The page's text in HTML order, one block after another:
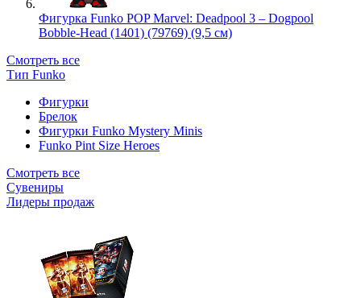
Фигурка Funko POP Marvel: Deadpool 3 – Dogpool
Bobble-Head (1401) (79769) (9,5 см)
Смотреть все
Тип Funko
Фигурки
Брелок
Фигурки Funko Mystery Minis
Funko Pint Size Heroes
Смотреть все
Сувениры
Лидеры продаж